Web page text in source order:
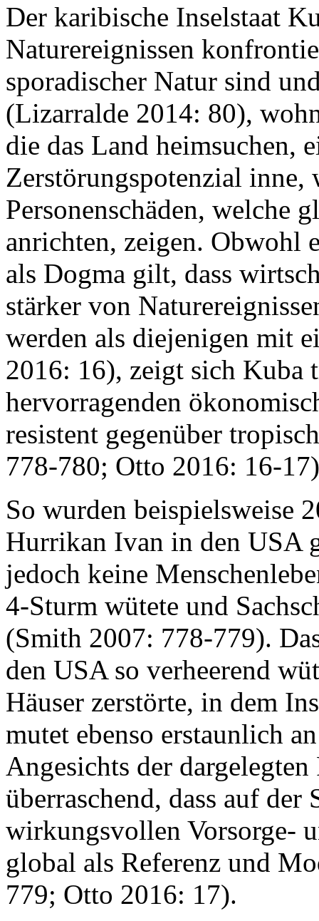
Der karibische Inselstaat
Naturereignissen
sporadischer Natur sind
(Lizarralde 2014: 80),
die das Land heimsuchen,
Zerstörungspotenzial inne,
Personenschäden, welche
anrichten, zeigen. Obwohl
als Dogma gilt, dass
stärker von
werden als diejenigen mit
2016: 16), zeigt sich Kuba
hervorragenden
resistent gegenüber
778-780; Otto 2016: 16-
So wurden beispielsweise
Hurrikan Ivan in den USA
jedoch keine
4-Sturm wütete und
(Smith 2007: 778-779).
den USA so verheerend
Häuser zerstörte, in dem
mutet ebenso erstaunlich
Angesichts der
überraschend, dass auf der
wirkungsvollen Vorsorge-
global als Referenz und
779; Otto 2016: 17).